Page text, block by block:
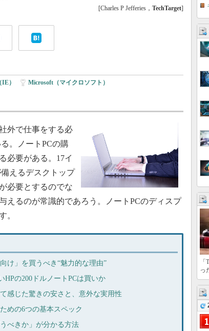
[Charles P Jefferies， TechTarget]
） Microsoft（マイクロソフト）
外で仕事をする必
。ノートPCの購
必要がある。17イ
えるデスクトップ
必要とするのでな
えるのが常識的であろう。ノートPCのディスプ
。
け」を買うべき“魅力的な理由”
HPの200ドルノートPCは買いか
感じた驚きの安さと、意外な実用性
めの6つの基本スペック
べきか」が分かる方法
っ